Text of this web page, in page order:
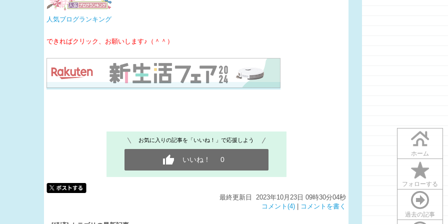
ホーム
フォローする
過去の記事
人気ブログランキング
できればクリック、お願いします♪（＾＾）
お気に入りの記事を「いいね！」で応援しよう
いいね！ 0
最終更新日 2023年10月23日 09時30分04秒
コメント(4)
コメントを書く